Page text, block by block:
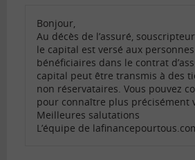
Bonjour,
Au décès de l’assuré,
le capital est versé aux
bénéficiaires dans le contrat
capital peut être transmis à des
non réservataires. Vous pouvez
pour connaître plus précisément
Meilleures salutations
L’équipe de